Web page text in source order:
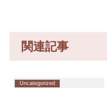
関連記事
Uncategorized